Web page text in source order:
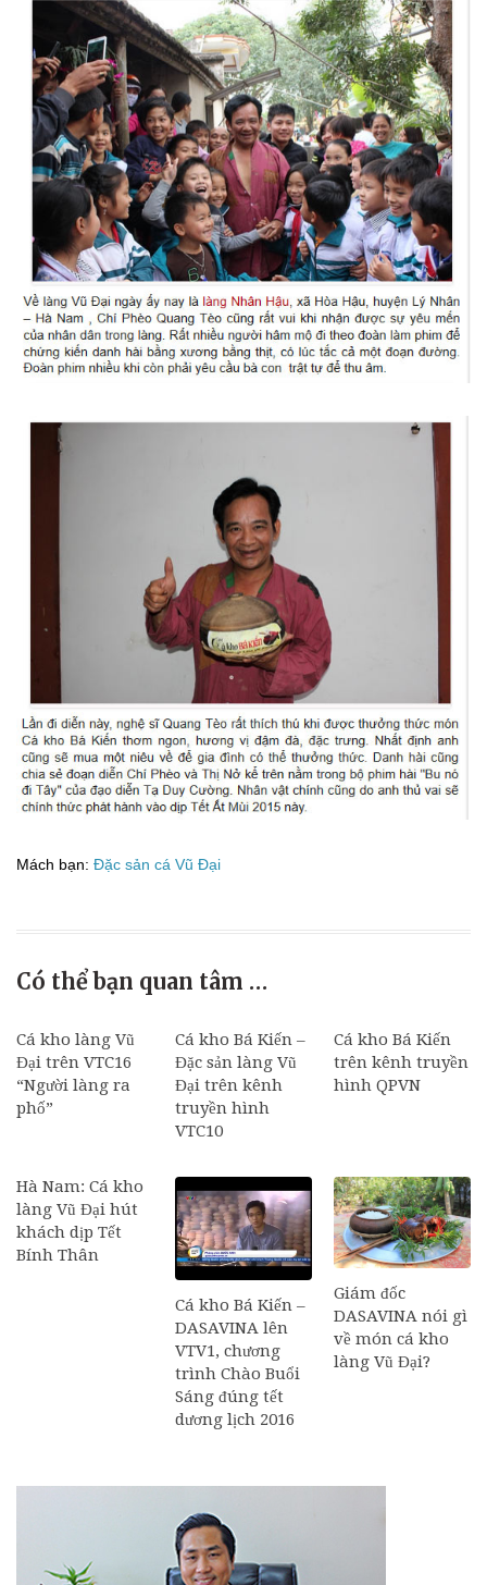
Mách bạn: Đặc sản cá Vũ Đại
Có thể bạn quan tâm …
Cá kho làng Vũ
Đại trên VTC16
“Người làng ra
phố”
Cá kho Bá Kiến –
Đặc sản làng Vũ
Đại trên kênh
truyền hình
VTC10
Cá kho Bá Kiến
trên kênh truyền
hình QPVN
Hà Nam: Cá kho
làng Vũ Đại hút
khách dịp Tết
Bính Thân
Cá kho Bá Kiến –
DASAVINA lên
VTV1, chương
trình Chào Buổi
Sáng đúng tết
dương lịch 2016
Giám đốc
DASAVINA nói gì
về món cá kho
làng Vũ Đại?